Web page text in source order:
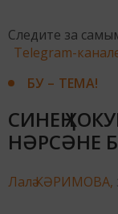
Следите за
Telegram-
БУ – ТЕМА!
СИНЕҢ
НӘРСӘНЕ
Лалә КӘРИМОВА,